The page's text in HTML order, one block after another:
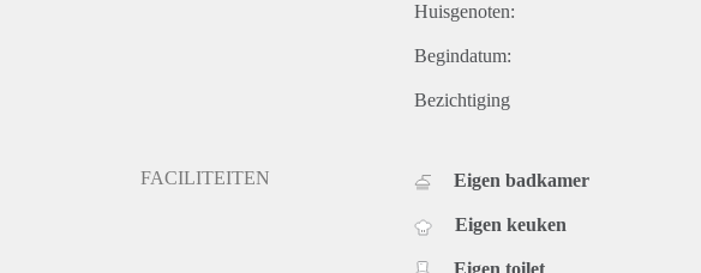
Huisgenoten:
Begindatum:
Bezichtiging
FACILITEITEN Eigen badkamer
Eigen keuken